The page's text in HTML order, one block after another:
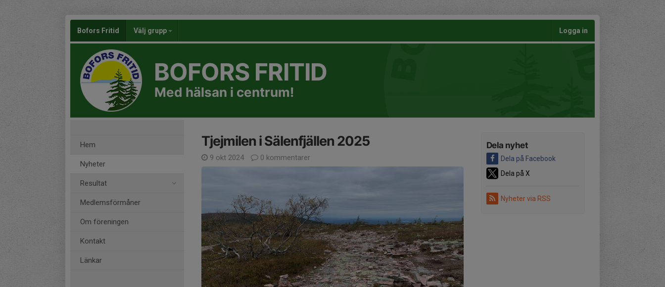
Bofors Fritid Välj grupp Logga in
BOFORS FRITID
Med hälsan i centrum!
Hem
Nyheter
Resultat
Medlemsförmåner
Om föreningen
Kontakt
Länkar
Dela nyhet
Dela på Facebook
Dela på X
Nyheter via RSS
Tjejmilen i Sälenfjällen 2025
9 okt 2024 0 kommentarer